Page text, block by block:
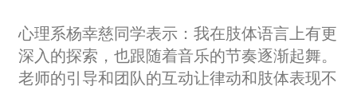
心理系杨幸慈同学表示：我在肢体语言上有更
深入的探索，也跟随着音乐的节奏逐渐起舞。
老师的引导和团队的互动让律动和肢体表现不